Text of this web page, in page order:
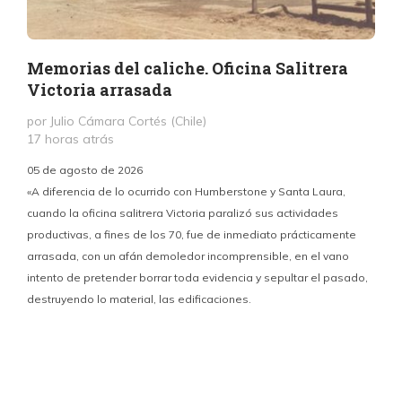
Memorias del caliche. Oficina Salitrera
Victoria arrasada
por Julio Cámara Cortés (Chile)
17 horas atrás
05 de agosto de 2026
«A diferencia de lo ocurrido con Humberstone y Santa Laura,
cuando la oficina salitrera Victoria paralizó sus actividades
productivas, a fines de los 70, fue de inmediato prácticamente
arrasada, con un afán demoledor incomprensible, en el vano
intento de pretender borrar toda evidencia y sepultar el pasado,
destruyendo lo material, las edificaciones.